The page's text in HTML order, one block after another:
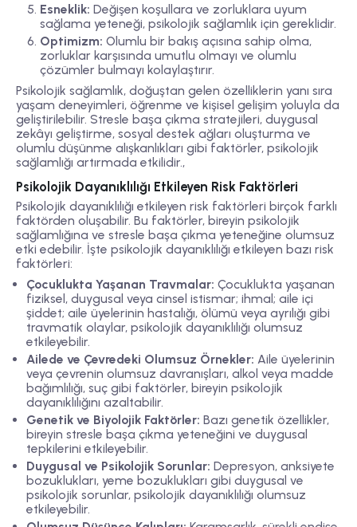
Esneklik: Değişen koşullara ve zorluklara uyum
sağlama yeteneği, psikolojik sağlamlık için gereklidir.
Optimizm: Olumlu bir bakış açısına sahip olma,
zorluklar karşısında umutlu olmayı ve olumlu
çözümler bulmayı kolaylaştırır.
Psikolojik sağlamlık, doğuştan gelen özelliklerin yanı sıra
yaşam deneyimleri, öğrenme ve kişisel gelişim yoluyla da
geliştirilebilir. Stresle başa çıkma stratejileri, duygusal
zekâyı geliştirme, sosyal destek ağları oluşturma ve
olumlu düşünme alışkanlıkları gibi faktörler, psikolojik
sağlamlığı artırmada etkilidir.,
Psikolojik Dayanıklılığı Etkileyen Risk Faktörleri
Psikolojik dayanıklılığı etkileyen risk faktörleri birçok farklı
faktörden oluşabilir. Bu faktörler, bireyin psikolojik
sağlamlığına ve stresle başa çıkma yeteneğine olumsuz
etki edebilir. İşte psikolojik dayanıklılığı etkileyen bazı risk
faktörleri:
Çocuklukta Yaşanan Travmalar: Çocuklukta yaşanan
fiziksel, duygusal veya cinsel istismar; ihmal; aile içi
şiddet; aile üyelerinin hastalığı, ölümü veya ayrılığı gibi
travmatik olaylar, psikolojik dayanıklılığı olumsuz
etkileyebilir.
Ailede ve Çevredeki Olumsuz Örnekler: Aile üyelerinin
veya çevrenin olumsuz davranışları, alkol veya madde
bağımlılığı, suç gibi faktörler, bireyin psikolojik
dayanıklılığını azaltabilir.
Genetik ve Biyolojik Faktörler:Bazı genetik özellikler,
bireyin stresle başa çıkma yeteneğini ve duygusal
tepkilerini etkileyebilir.
Duygusal ve Psikolojik Sorunlar:Depresyon, anksiyete
bozuklukları, yeme bozuklukları gibi duygusal ve
psikolojik sorunlar, psikolojik dayanıklılığı olumsuz
etkileyebilir.